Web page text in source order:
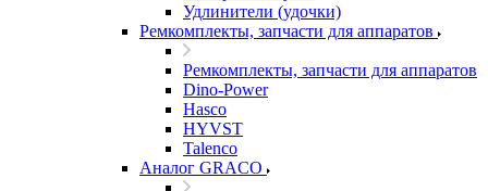
Удлинители (удочки)
Ремкомплекты, запчасти для аппаратов
Ремкомплекты, запчасти для аппаратов
Dino-Power
Hasco
HYVST
Talenco
Аналог GRACO